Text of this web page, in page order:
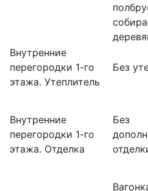
Внутренние
перегородки 1-го
этажа. Утеплитель
Без
Внутренние
перегородки 1-го
этажа. Отделка
Без